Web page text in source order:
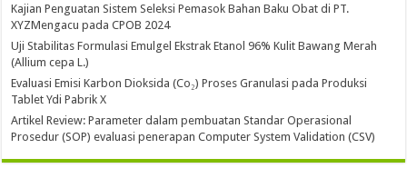
Kajian Penguatan Sistem Seleksi Pemasok Bahan Baku Obat di PT.
XYZMengacu pada CPOB 2024
Uji Stabilitas Formulasi Emulgel Ekstrak Etanol 96% Kulit Bawang Merah
(Allium cepa L.)
Evaluasi Emisi Karbon Dioksida (Co₂) Proses Granulasi pada Produksi
Tablet Ydi Pabrik X
Artikel Review: Parameter dalam pembuatan Standar Operasional
Prosedur (SOP) evaluasi penerapan Computer System Validation (CSV)